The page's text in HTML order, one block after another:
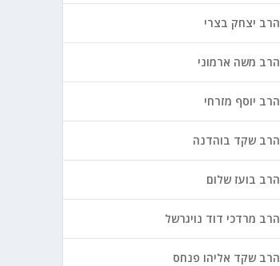
הרב יצחק בצרי
הרב משה ארמוני
הרב יוסף מזרחי
הרב שקד בוהדנה
הרב בועז שלום
הרב מרדכי דוד נויגרשל
הרב שקד אליהו פנחס